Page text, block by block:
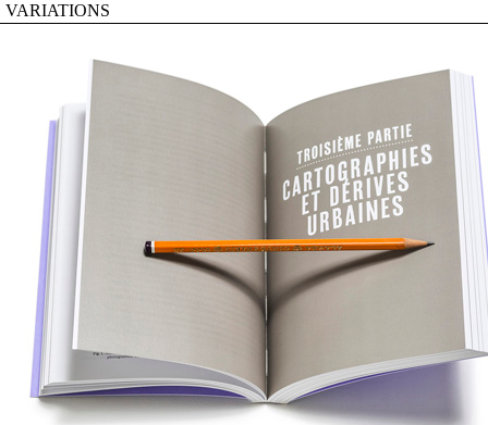
VARIATIONS